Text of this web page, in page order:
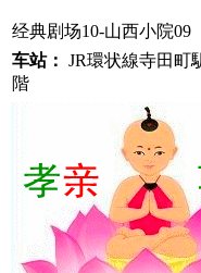
经典剧场10-山西小院09
车站： JR環状線寺田町
階